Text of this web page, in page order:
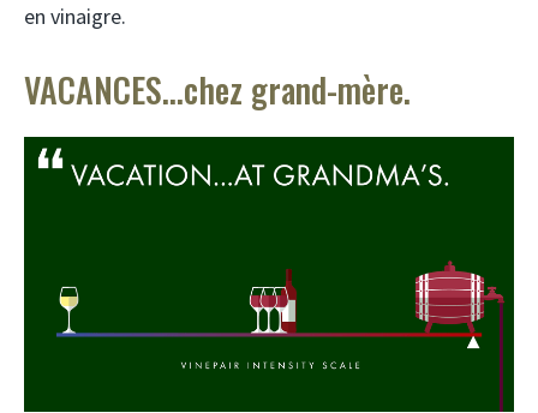
en vinaigre.
VACANCES…chez grand-mère.